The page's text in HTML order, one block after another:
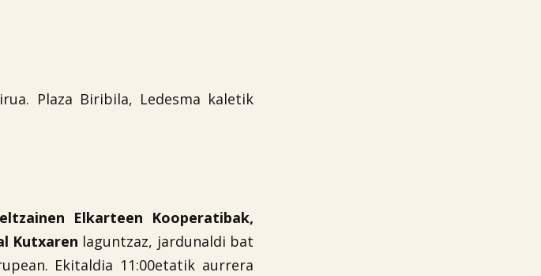
Plaza Biribila, Ledesma kaletik
Elkarteen Kooperatibak,
Kutxaren laguntzaz, jardunaldi bat
Ekitaldia 11:00etatik aurrera